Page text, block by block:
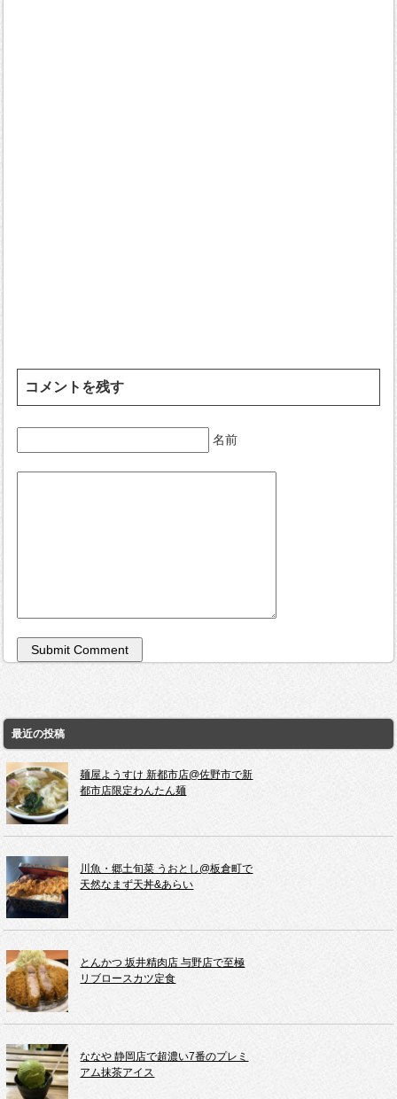
コメントを残す
名前
最近の投稿
麺屋ようすけ 新都市店@佐野市で新
都市店限定わんたん麺
川魚・郷土旬菜 うおとし@板倉町で
天然なまず天丼&あらい
とんかつ 坂井精肉店 与野店で至極
リブロースカツ定食
ななや 静岡店で超濃い7番のプレミ
アム抹茶アイス